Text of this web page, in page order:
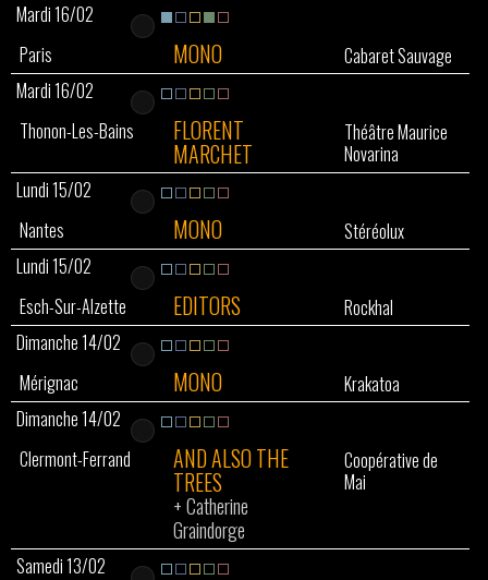
Mardi 16/02
Paris
MONO
Cabaret Sauvage
Mardi 16/02
Thonon-Les-Bains
FLORENT
MARCHET
Théâtre Maurice
Novarina
Lundi 15/02
Nantes
MONO
Stéréolux
Lundi 15/02
Esch-Sur-Alzette
EDITORS
Rockhal
Dimanche 14/02
Mérignac
MONO
Krakatoa
Dimanche 14/02
Clermont-Ferrand
AND ALSO THE
TREES
+Catherine
Graindorge
Coopérative de
Mai
Samedi 13/02